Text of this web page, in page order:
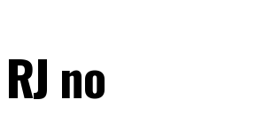
no